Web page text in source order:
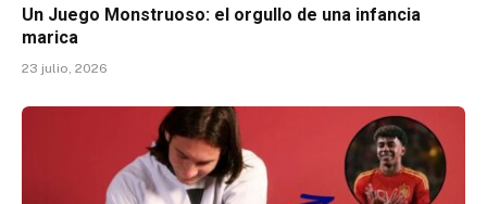
Un Juego Monstruoso: el orgullo de una infancia
marica
23 julio, 2026